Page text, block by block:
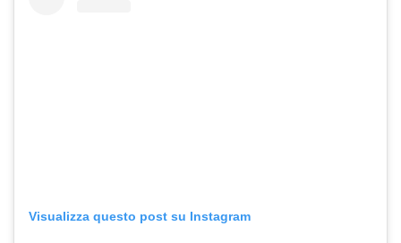
Visualizza questo post su Instagram